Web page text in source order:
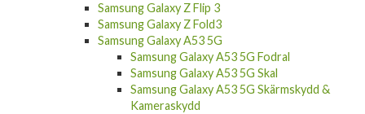
Samsung Galaxy Z Flip 3
Samsung Galaxy Z Fold3
Samsung Galaxy A53 5G
Samsung Galaxy A53 5G Fodral
Samsung Galaxy A53 5G Skal
Samsung Galaxy A53 5G Skärmskydd &
Kameraskydd